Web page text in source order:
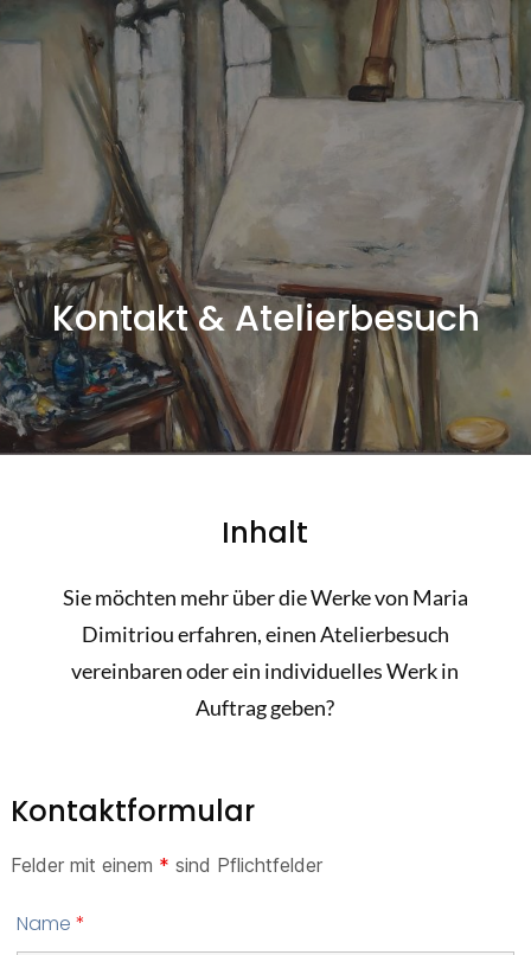
Kontakt & Atelierbesuch
Inhalt
Sie möchten mehr über die Werke von Maria
Dimitriou erfahren, einen Atelierbesuch
vereinbaren oder ein individuelles Werk in
Auftrag geben?
Kontaktformular
Felder mit einem * sind Pflichtfelder
Name *